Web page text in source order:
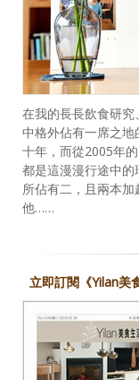
在我的長長飲食研
中格外佔有一席之
十年，而從2005年
都是這漫漫行途中
所佔有二，且兩本
他……
立即訂閱《Yilan美